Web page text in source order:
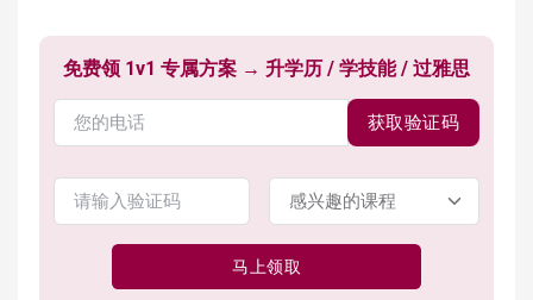
免费领 1v1 专属方案 → 升学历 / 学技能 / 过雅思
获取验证码
马上领取